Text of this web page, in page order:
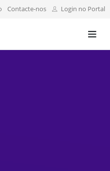
Contacte-nos Login no Portal